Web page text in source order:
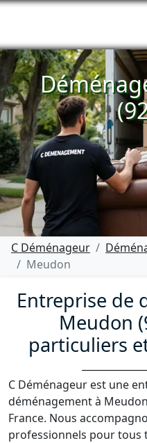
C Déménageur
Meudon
Entreprise de
Meudon
particuliers
C Déménageur est une
déménagement à
France. Nous
professionnels pour tous